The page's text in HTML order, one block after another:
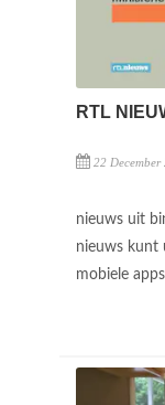
RTL
22 December
nieuws uit
nieuws kunt
mobiele